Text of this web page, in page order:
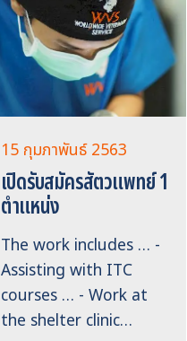
15 กุมภาพันธ์ 2563
เปิดรับสมัครสัตวแพทย์ 1
ตำแหน่ง
The work includes … -
Assisting with ITC
courses … - Work at
the shelter clinic…